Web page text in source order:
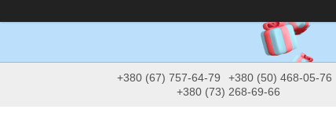
+380 (67) 757-64-79
+380 (50) 468-05-76
+380 (73) 268-69-66